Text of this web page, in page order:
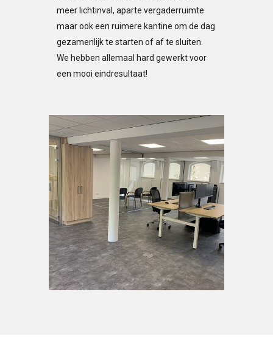
meer lichtinval, aparte vergaderruimte
maar ook een ruimere kantine om de dag
gezamenlijk te starten of af te sluiten.
We hebben allemaal hard gewerkt voor
een mooi eindresultaat!